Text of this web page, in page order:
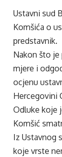
Ustavni sud
Komšića o
predstavnik.
Nakon što
mjere i
ocjenu
Hercegovini
Odluke koje
Komšić
Iz Ustavnog
koje vrste